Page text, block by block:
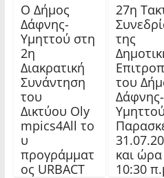
Ο Δήμος
Δάφνης-
Υμηττού στη
2η
Διακρατική
Συνάντηση
του
Δικτύου Oly
mpics4All το
υ
προγράμματ
ος URBACT
27η
της
του
Δάφνης-
και ώρα
10:30